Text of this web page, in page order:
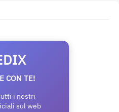
CON TE!
i nostri
sul web